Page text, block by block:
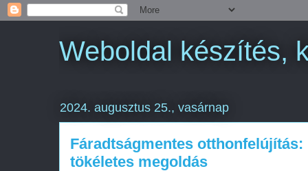
Weboldal készítés,
2024. augusztus 25., vasárnap
Fáradtságmentes
tökéletes megoldás